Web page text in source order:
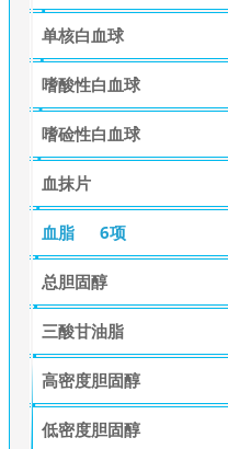
单核白血球
嗜酸性白血球
嗜硷性白血球
血抹片
血脂 6项
总胆固醇
三酸甘油脂
高密度胆固醇
低密度胆固醇